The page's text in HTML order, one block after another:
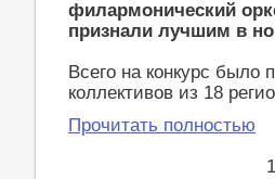
филармонический
признали лучшим в
Всего на конкурс было
коллективов из 18
Прочитать полностью